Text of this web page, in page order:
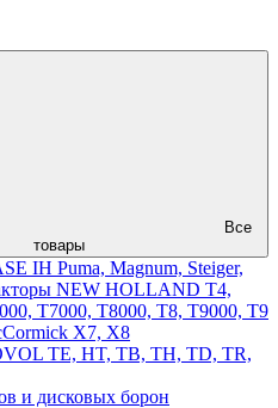
Все
товары
IH Puma, Magnum, Steiger,
NEW HOLLAND T4,
T7000, T8000, T8, T9000, T9
X7, X8
TE, HT, TB, TH, TD, TR,
и дисковых борон